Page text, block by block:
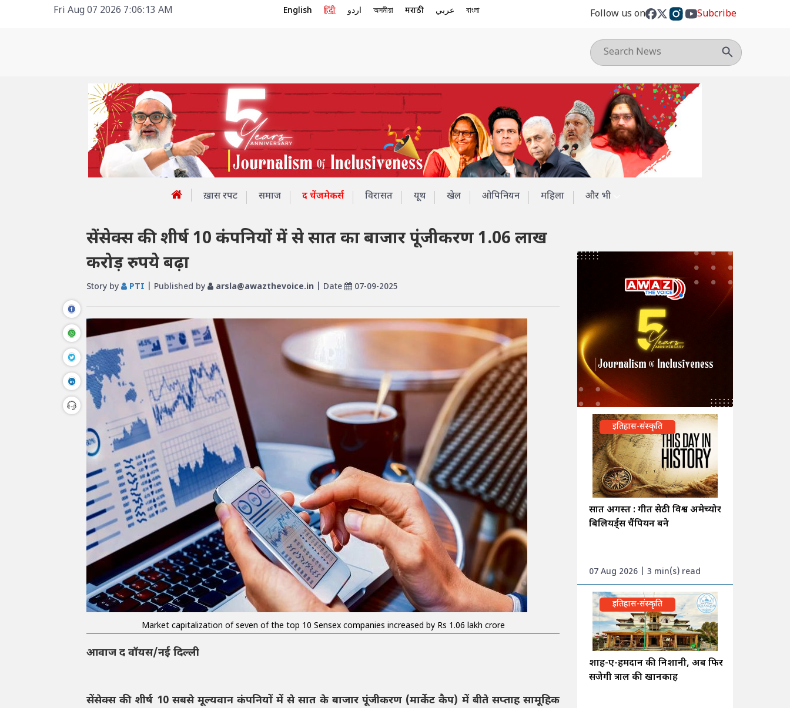
Fri Aug 07 2026 7:06:13 AM English हिंदी اردو অসমীয়া मराठी عربي বাংলা Follow us on Subcribe
ख़ास रपट समाज द चेंजमेकर्स विरासत यूथ खेल ओपिनियन महिला और भी
सेंसेक्स की शीर्ष 10 कंपनियों में से सात का बाजार पूंजीकरण 1.06 लाख
करोड़ रुपये बढ़ा
Story by PTI | Published by arsla@awazthevoice.in | Date 07-09-2025
Market capitalization of seven of the top 10 Sensex companies increased by Rs 1.06 lakh crore
आवाज द वॉयस/नई दिल्ली
सेंसेक्स की शीर्ष 10 सबसे मूल्यवान कंपनियों में से सात के बाजार पूंजीकरण (मार्केट कैप) में बीते सप्ताह सामूहिक
इतिहास-संस्कृति
सात अगस्त : गीत सेठी विश्व अमेच्योर
बिलियर्ड्स चैंपियन बने
07 Aug 2026 | 3 min(s) read
इतिहास-संस्कृति
शाह-ए-हमदान की निशानी, अब फिर
सजेगी त्राल की खानकाह